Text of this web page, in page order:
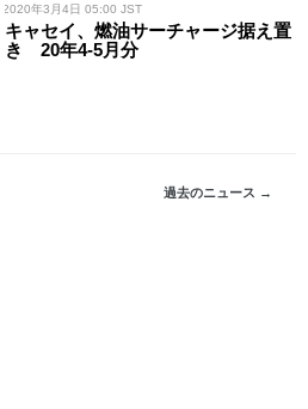
/ 2020年3月4日 05:00 JST
キャセイ、燃油サーチャージ据え置
き 20年4-5月分
過去のニュース →